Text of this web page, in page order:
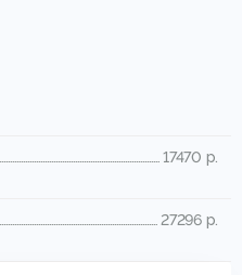
17470 р.
27296 р.